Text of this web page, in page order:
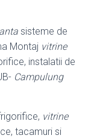
sisteme de
Montaj vitrine
instalatii de
Campulung
vitrine
tacamuri si